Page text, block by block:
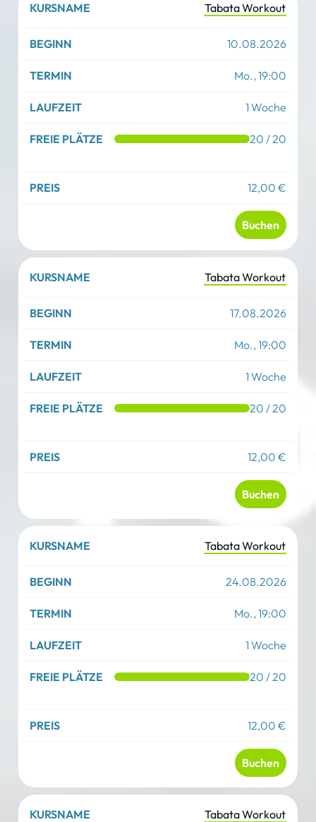
Kursname
Beginn
Tabata Workout
10.08.2026
Mo., 19:00
1 Woche
20 / 20
12,00 €
Buchen
Tabata Workout
17.08.2026
Mo., 19:00
1 Woche
20 / 20
12,00 €
Buchen
Tabata Workout
24.08.2026
Mo., 19:00
1 Woche
20 / 20
12,00 €
Buchen
Tabata Workout